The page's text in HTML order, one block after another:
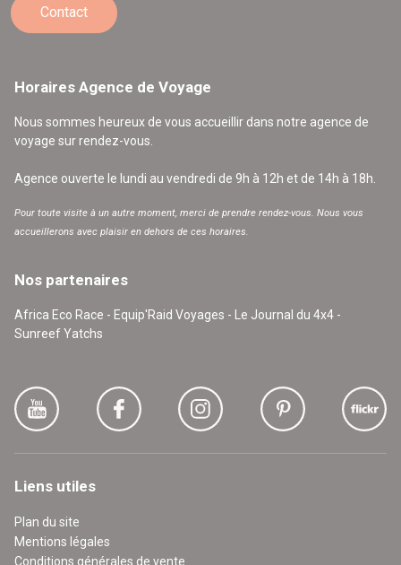
Contact
Horaires Agence de Voyage
Nous sommes heureux de vous accueillir dans notre agence de
voyage sur rendez-vous.
Agence ouverte le lundi au vendredi de 9h à 12h et de 14h à 18h.
Pour toute visite à un autre moment, merci de prendre rendez-vous. Nous vous
accueillerons avec plaisir en dehors de ces horaires.
Nos partenaires
Africa Eco Race - Equip'Raid Voyages - Le Journal du 4x4 -
Sunreef Yatchs
Liens utiles
Plan du site
Mentions légales
Conditions générales de vente